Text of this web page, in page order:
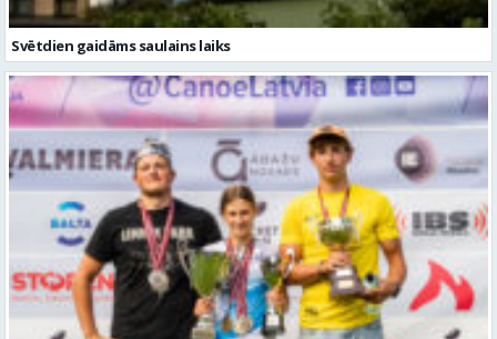
Svētdien gaidāms saulains laiks